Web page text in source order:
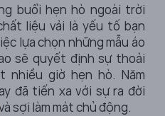
buổi hẹn hò ngoài trời
liệu vải là yếu tố bạn
lựa chọn những mẫu áo
sẽ quyết định sự thoải
nhiều giờ hẹn hò. Năm
đã tiến xa với sự ra đời
sợi làm mát chủ động.